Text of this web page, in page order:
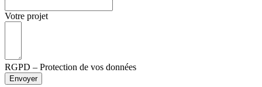
Votre projet
RGPD – Protection de vos données
Envoyer